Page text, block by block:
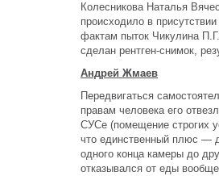
Колесникова Наталья
происходило в
фактам пыток Чикулина
сделан рентген-снимок,
Андрей Жмаев
Передвигаться
правам человека его
СУСе (помещение строгих
что единственный плюс —
одного конца камеры до
отказывался от еды